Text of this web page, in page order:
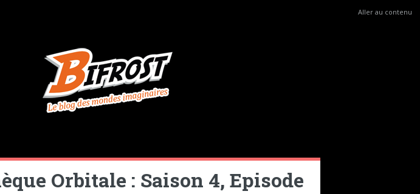
Aller au contenu
Orbitale : Saison 4, Episode